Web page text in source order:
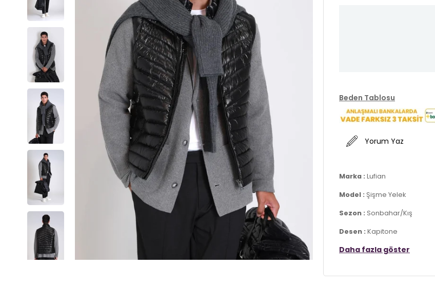
Beden Tablosu
Yorum Yaz
Marka : Lufian
Model : Şişme Yelek
Sezon : Sonbahar/Kış
Desen : Kapitone
Materyal :% 100 Poliamid
Daha fazla göster